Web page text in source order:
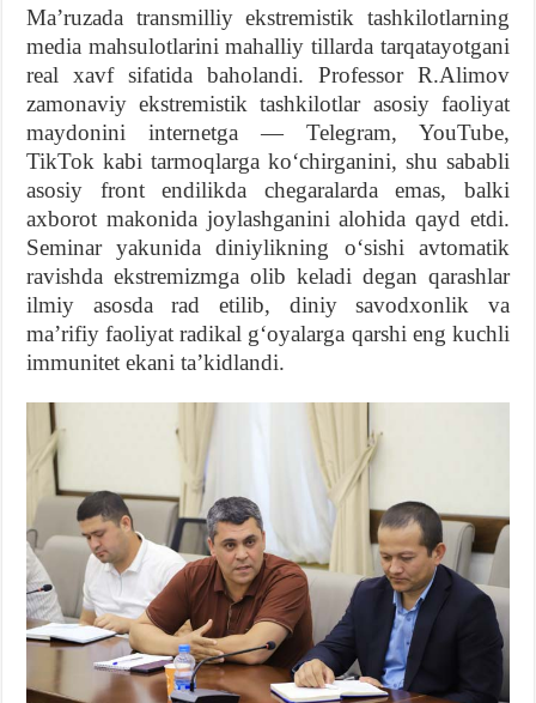
Maʼruzada transmilliy ekstremistik tashkilotlarning
media mahsulotlarini mahalliy tillarda tarqatayotgani
real xavf sifatida baholandi. Professor R.Alimov
zamonaviy ekstremistik tashkilotlar asosiy faoliyat
maydonini internetga — Telegram, YouTube,
TikTok kabi tarmoqlarga koʻchirganini, shu sababli
asosiy front endilikda chegaralarda emas, balki
axborot makonida joylashganini alohida qayd etdi.
Seminar yakunida diniylikning oʻsishi avtomatik
ravishda ekstremizmga olib keladi degan qarashlar
ilmiy asosda rad etilib, diniy savodxonlik va
maʼrifiy faoliyat radikal gʻoyalarga qarshi eng kuchli
immunitet ekani taʼkidlandi.